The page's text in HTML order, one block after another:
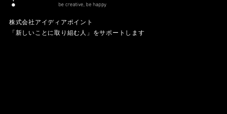
株式会社アイディアポイント
「新しいことに取り組む人」をサポートします